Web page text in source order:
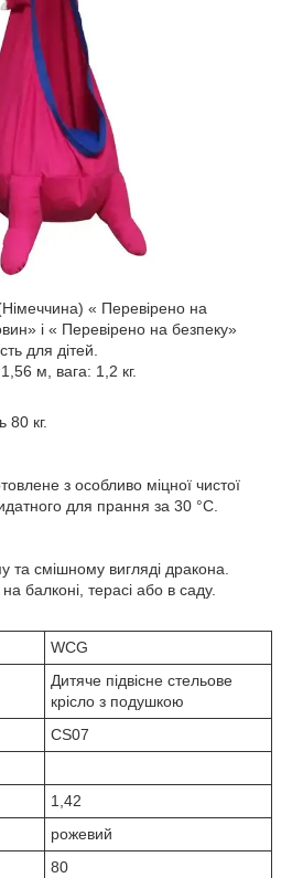
« Перевірено на
і « Перевірено на безпеку»
для дітей.
м, вага: 1,2 кг.
80 кг.
з особливо міцної чистої
для прання за 30 °C.
та смішному вигляді дракона.
балконі, терасі або в саду.
WCG
Дитяче підвісне стельове
крісло з подушкою
CS07
1,42
рожевий
80